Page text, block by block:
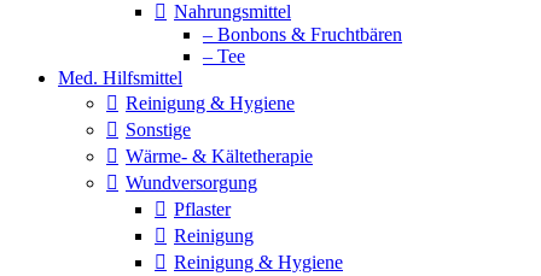
Nahrungsmittel
– Bonbons & Fruchtbären
– Tee
Med. Hilfsmittel
Reinigung & Hygiene
Sonstige
Wärme- & Kältetherapie
Wundversorgung
Pflaster
Reinigung
Reinigung & Hygiene